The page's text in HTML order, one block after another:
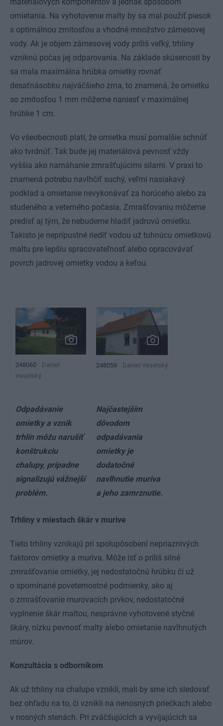
omietania. Na vyhotovenie malty by sa mal použiť piesok
s optimálnou zrnitosťou a vhodné množstvo zámesovej
vody. Ak je objem zámesovej vody príliš veľký, trhliny
vzniknú počas jej odparovania. Na základe skúseností by
sa mala maximálna hrúbka omietky rovnať
desaťnásobku najväčšieho zrna, to znamená, že omietku
so zrnitosťou 1 mm môžeme naniesť v maximálnej
hrúbke 1 cm.
Vo všeobecnosti platí, že omietka musí pomalšie schnúť
ako tvrdnúť. Tak bude jej materiálová pevnosť vždy
vyššia ako namáhanie zmrašťujúcimi silami. V praxi to
znamená potrebu navlhčiť suchý, veľmi nasiakavý
podklad a omietanie nevykonávať za horúceho alebo za
studeného a veterného počasia. Zmrašťovaniu môžeme
predísť aj tým, že nebudeme hladiť jadrovú omietku.
Takisto je neprípustné riediť vodou už tuhnúcu omietkovú
maltu pre lepšiu spracovateľnosť alebo opracovávať
povrch jadrovej omietky vodou a kefou.
248060
Daniel
Veselský
248059 Daniel Veselský
Odpadávanie
omietky a vznik
trhlín môžu narušiť
konštrukciu
chalupy, prípadne
signalizujú vážnejší
problém.
Najčastejším
dôvodom
odpadávania
omietky je
dodatočné
navlhnutie muriva
a jeho zamrznutie.
Trhliny v miestach škár v murive
Tieto trhliny vznikajú pri spolupôsobení nepriaznivých
faktorov omietky a muriva. Môže ísť o príliš silné
zmrašťovanie omietky, jej nedostatočnú hrúbku či už
o spomínané poveternostné podmienky, ako aj
o zmrašťovanie murovacích prvkov, nedostatočné
vyplnenie škár maltou, nesprávne vyhotovené styčné
škáry, nízku pevnosť malty alebo omietanie navlhnutých
múrov.
Konzultácia s odborníkom
Ak už trhliny na chalupe vznikli, mali by sme ich sledovať
bez ohľadu na to, či vznikli na nenosných priečkach alebo
v nosných stenách. Pri zväčšujúcich a vyvíjajúcich sa